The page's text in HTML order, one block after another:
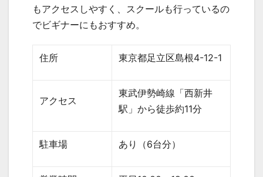
もアクセスしやすく、スクールも行っているの
でビギナーにもおすすめ。
住所 東京都足立区島根4-12-1
アクセス
東武伊勢崎線「西新井
駅」から徒歩約11分
駐車場 あり（6台分）